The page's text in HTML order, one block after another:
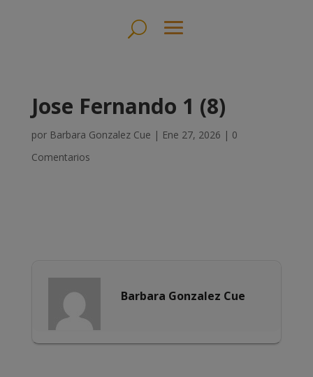
Jose Fernando 1 (8)
por Barbara Gonzalez Cue | Ene 27, 2026 | 0
Comentarios
Barbara Gonzalez Cue